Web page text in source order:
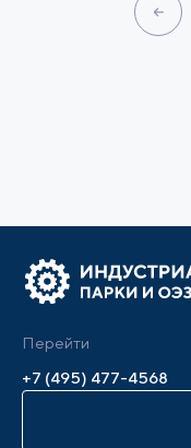
Перейти
+7 (495) 477-4568